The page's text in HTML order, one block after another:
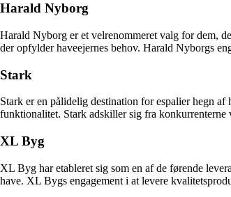
Harald Nyborg
Harald Nyborg er et velrenommeret valg for dem,
der opfylder haveejernes behov. Harald Nyborgs
Stark
Stark er en pålidelig destination for espalier hegn
funktionalitet. Stark adskiller sig fra
XL Byg
XL Byg har etableret sig som en af de førende
have. XL Bygs engagement i at levere